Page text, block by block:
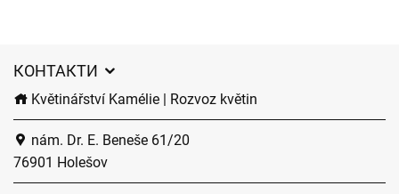
КОНТАКТИ
Květinářství Kamélie | Rozvoz květin
nám. Dr. E. Beneše 61/20
76901 Holešov